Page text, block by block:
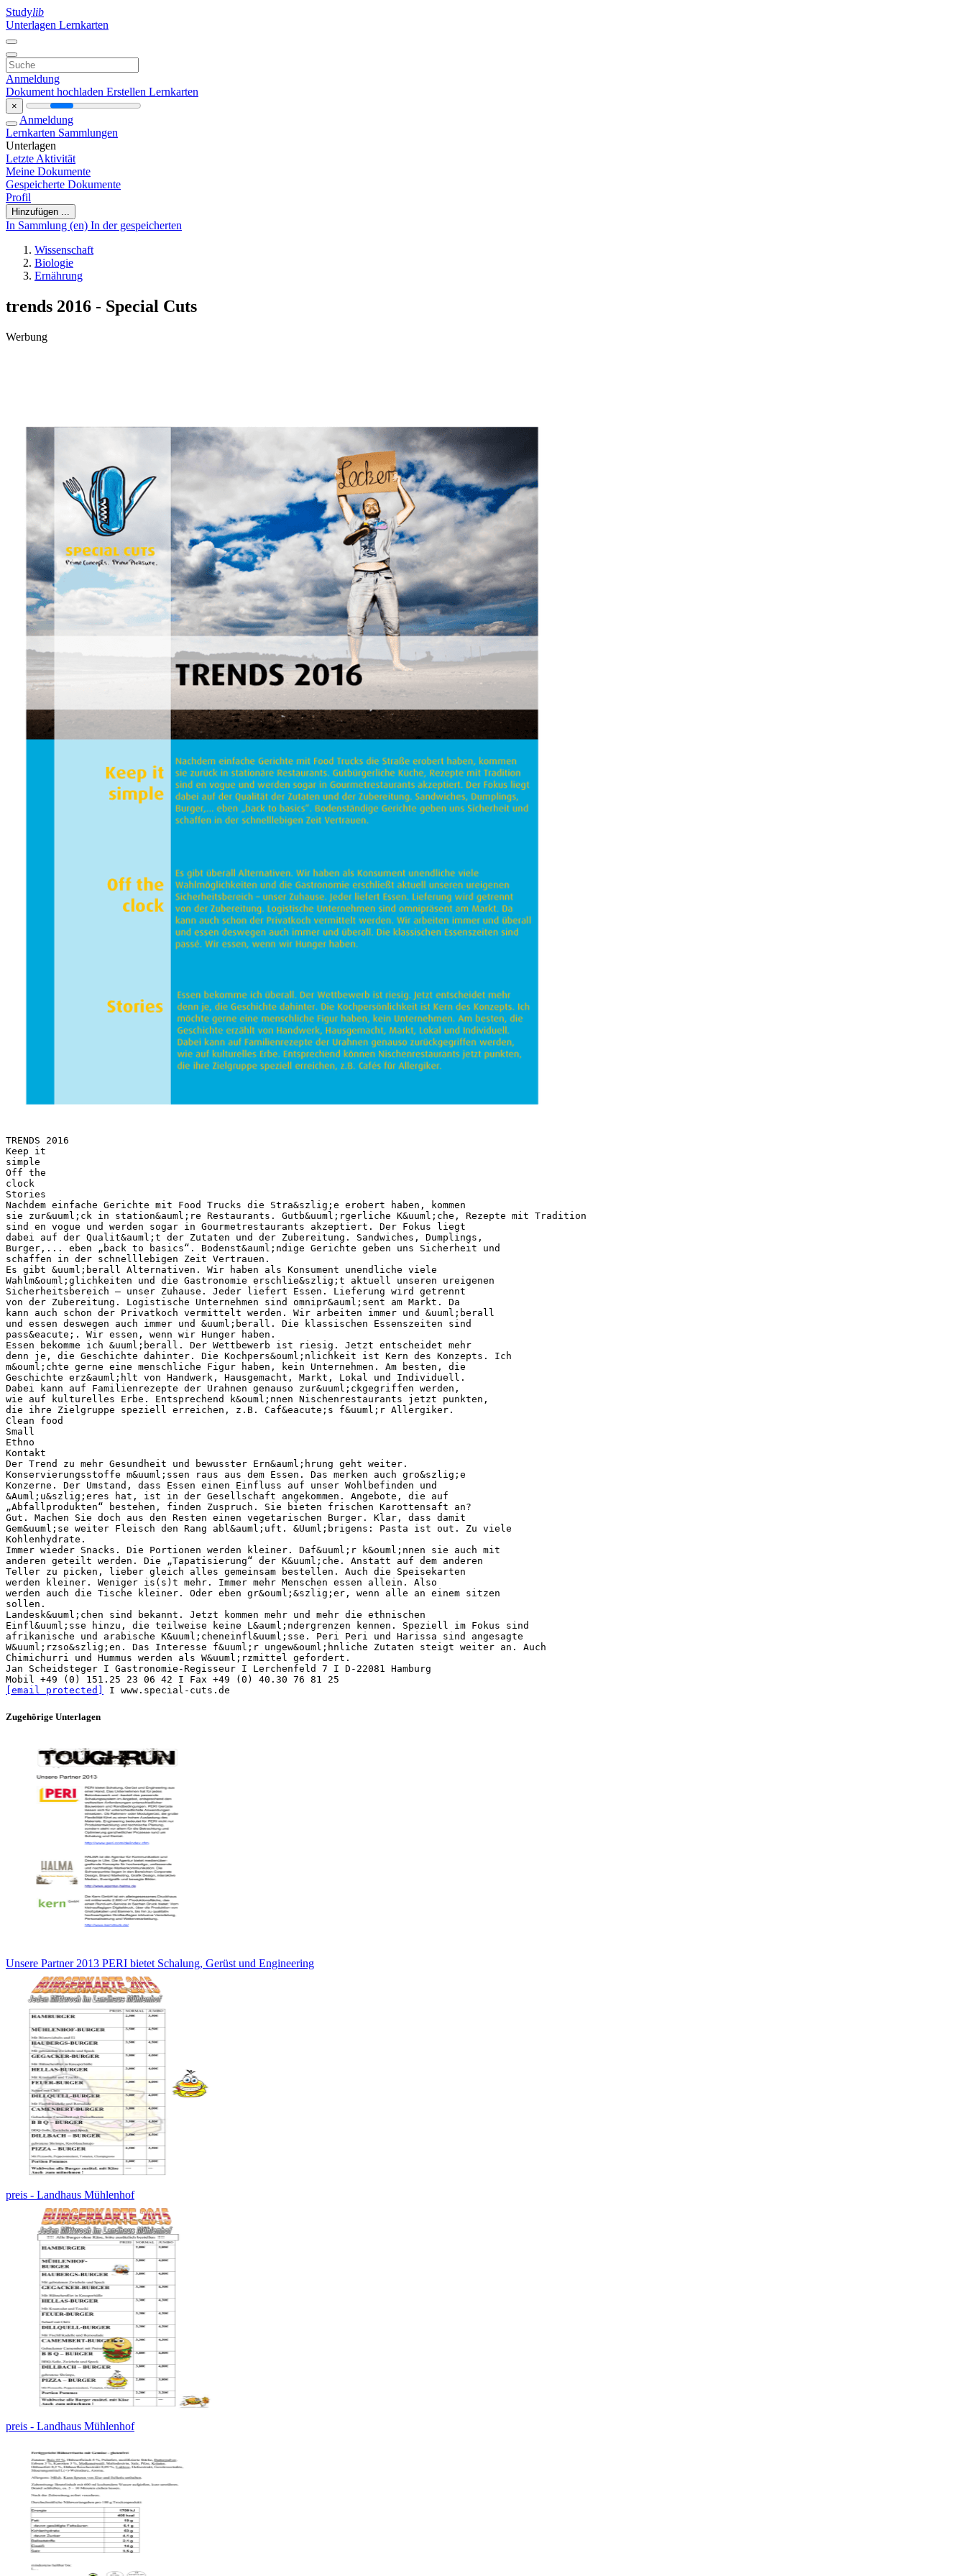
Studylib
Unterlagen Lernkarten
Anmeldung
Dokument hochladen Erstellen Lernkarten
×
Anmeldung
Lernkarten Sammlungen
Unterlagen
Letzte Aktivität
Meine Dokumente
Gespeicherte Dokumente
Profil
Hinzufügen ...
In Sammlung (en) In der gespeicherten
Wissenschaft
Biologie
Ernährung
trends 2016 - Special Cuts
Werbung
TRENDS 2016
Keep it
simple
Off the
clock
Stories
Nachdem einfache Gerichte mit Food Trucks die Stra&szlig;e erobert haben, kommen
sie zur&uuml;ck in station&auml;re Restaurants. Gutb&uuml;rgerliche K&uuml;che, Rezepte mit Tradition
sind en vogue und werden sogar in Gourmetrestaurants akzeptiert. Der Fokus liegt
dabei auf der Qualit&auml;t der Zutaten und der Zubereitung. Sandwiches, Dumplings,
Burger,... eben „back to basics“. Bodenst&auml;ndige Gerichte geben uns Sicherheit und
schaffen in der schnelllebigen Zeit Vertrauen.
Es gibt &uuml;berall Alternativen. Wir haben als Konsument unendliche viele
Wahlm&ouml;glichkeiten und die Gastronomie erschlie&szlig;t aktuell unseren ureigenen
Sicherheitsbereich – unser Zuhause. Jeder liefert Essen. Lieferung wird getrennt
von der Zubereitung. Logistische Unternehmen sind omnipr&auml;sent am Markt. Da
kann auch schon der Privatkoch vermittelt werden. Wir arbeiten immer und &uuml;berall
und essen deswegen auch immer und &uuml;berall. Die klassischen Essenszeiten sind
pass&eacute;. Wir essen, wenn wir Hunger haben.
Essen bekomme ich &uuml;berall. Der Wettbewerb ist riesig. Jetzt entscheidet mehr
denn je, die Geschichte dahinter. Die Kochpers&ouml;nlichkeit ist Kern des Konzepts. Ich
m&ouml;chte gerne eine menschliche Figur haben, kein Unternehmen. Am besten, die
Geschichte erz&auml;hlt von Handwerk, Hausgemacht, Markt, Lokal und Individuell.
Dabei kann auf Familienrezepte der Urahnen genauso zur&uuml;ckgegriffen werden,
wie auf kulturelles Erbe. Entsprechend k&ouml;nnen Nischenrestaurants jetzt punkten,
die ihre Zielgruppe speziell erreichen, z.B. Caf&eacute;s f&uuml;r Allergiker.
Clean food
Small
Ethno
Kontakt
Der Trend zu mehr Gesundheit und bewusster Ern&auml;hrung geht weiter.
Konservierungsstoffe m&uuml;ssen raus aus dem Essen. Das merken auch gro&szlig;e
Konzerne. Der Umstand, dass Essen einen Einfluss auf unser Wohlbefinden und
&Auml;u&szlig;eres hat, ist in der Gesellschaft angekommen. Angebote, die auf
„Abfallprodukten“ bestehen, finden Zuspruch. Sie bieten frischen Karottensaft an?
Gut. Machen Sie doch aus den Resten einen vegetarischen Burger. Klar, dass damit
Gem&uuml;se weiter Fleisch den Rang abl&auml;uft. &Uuml;brigens: Pasta ist out. Zu viele
Kohlenhydrate.
Immer wieder Snacks. Die Portionen werden kleiner. Daf&uuml;r k&ouml;nnen sie auch mit
anderen geteilt werden. Die „Tapatisierung“ der K&uuml;che. Anstatt auf dem anderen
Teller zu picken, lieber gleich alles gemeinsam bestellen. Auch die Speisekarten
werden kleiner. Weniger is(s)t mehr. Immer mehr Menschen essen allein. Also
werden auch die Tische kleiner. Oder eben gr&ouml;&szlig;er, wenn alle an einem sitzen
sollen.
Landesk&uuml;chen sind bekannt. Jetzt kommen mehr und mehr die ethnischen
Einfl&uuml;sse hinzu, die teilweise keine L&auml;ndergrenzen kennen. Speziell im Fokus sind
afrikanische und arabische K&uuml;cheneinfl&uuml;sse. Peri Peri und Harissa sind angesagte
W&uuml;rzso&szlig;en. Das Interesse f&uuml;r ungew&ouml;hnliche Zutaten steigt weiter an. Auch
Chimichurri und Hummus werden als W&uuml;rzmittel gefordert.
Jan Scheidsteger I Gastronomie-Regisseur I Lerchenfeld 7 I D-22081 Hamburg
[email protected]
Zugehörige Unterlagen
Unsere Partner 2013 PERI bietet Schalung, Gerüst und Engineering
preis - Landhaus Mühlenhof
preis - Landhaus Mühlenhof